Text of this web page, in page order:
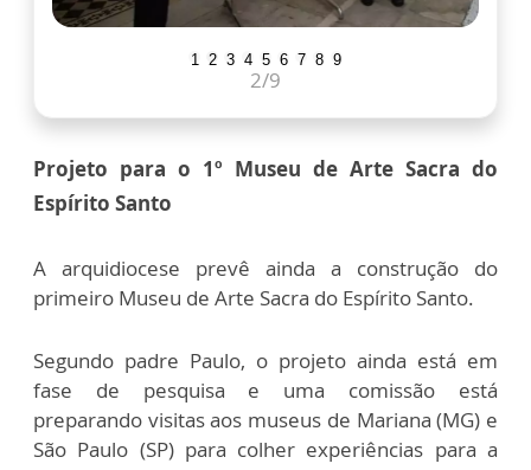
1 2 3 4 5 6 7 8 9
2/9
Projeto para o 1º Museu de Arte Sacra do
Espírito Santo
A arquidiocese prevê ainda a construção do
primeiro Museu de Arte Sacra do Espírito Santo.
Segundo padre Paulo, o projeto ainda está em
fase de pesquisa e uma comissão está
preparando visitas aos museus de Mariana (MG) e
São Paulo (SP) para colher experiências para a